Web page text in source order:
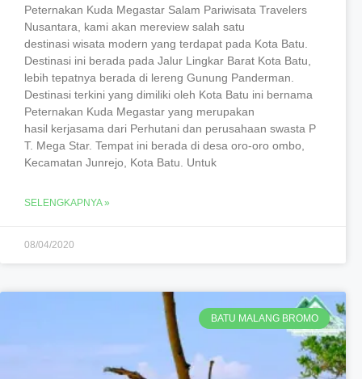
Peternakan Kuda Megastar Salam Pariwisata Travelers
Nusantara, kami akan mereview salah satu
destinasi wisata modern yang terdapat pada Kota Batu.
Destinasi ini berada pada Jalur Lingkar Barat Kota Batu,
lebih tepatnya berada di lereng Gunung Panderman.
Destinasi terkini yang dimiliki oleh Kota Batu ini bernama
Peternakan Kuda Megastar yang merupakan
hasil kerjasama dari Perhutani dan perusahaan swasta P
T. Mega Star. Tempat ini berada di desa oro-oro ombo,
Kecamatan Junrejo, Kota Batu. Untuk
SELENGKAPNYA »
08/04/2020
BATU MALANG BROMO